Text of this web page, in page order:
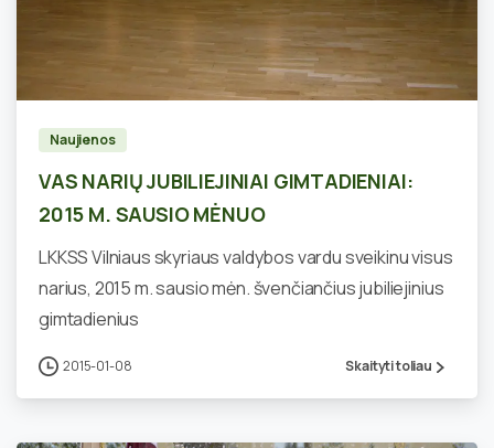
Naujienos
VAS NARIŲ JUBILIEJINIAI GIMTADIENIAI:
2015 M. SAUSIO MĖNUO
LKKSS Vilniaus skyriaus valdybos vardu sveikinu visus
narius, 2015 m. sausio mėn. švenčiančius jubiliejinius
gimtadienius
2015-01-08 Skaityti toliau